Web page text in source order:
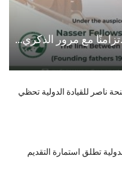
مع مرور الذكري...
ناصر للقيادة الدولية تحظي
تطلق استمارة التقديم